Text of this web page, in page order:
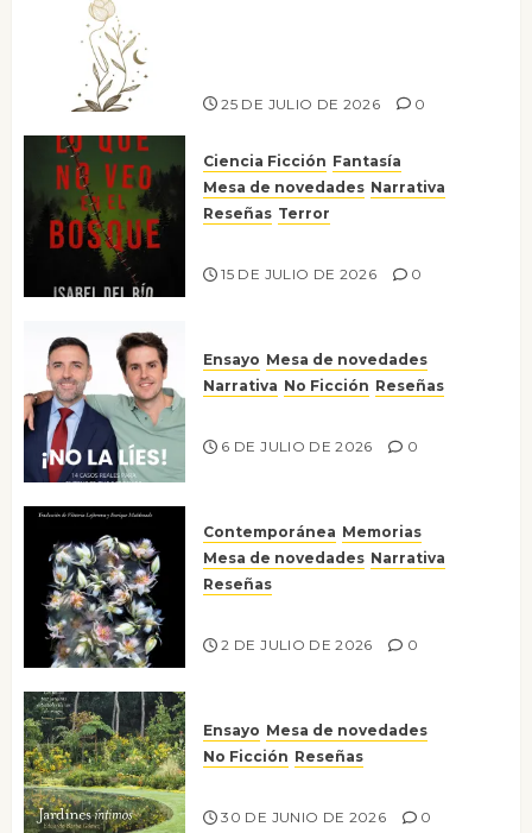
25 DE JULIO DE 2026 0
Ciencia Ficción Fantasía
Mesa de novedades Narrativa
Reseñas Terror
15 DE JULIO DE 2026 0
Ensayo Mesa de novedades
Narrativa No Ficción Reseñas
6 DE JULIO DE 2026 0
Contemporánea Memorias
Mesa de novedades Narrativa
Reseñas
2 DE JULIO DE 2026 0
Ensayo Mesa de novedades
No Ficción Reseñas
30 DE JUNIO DE 2026 0